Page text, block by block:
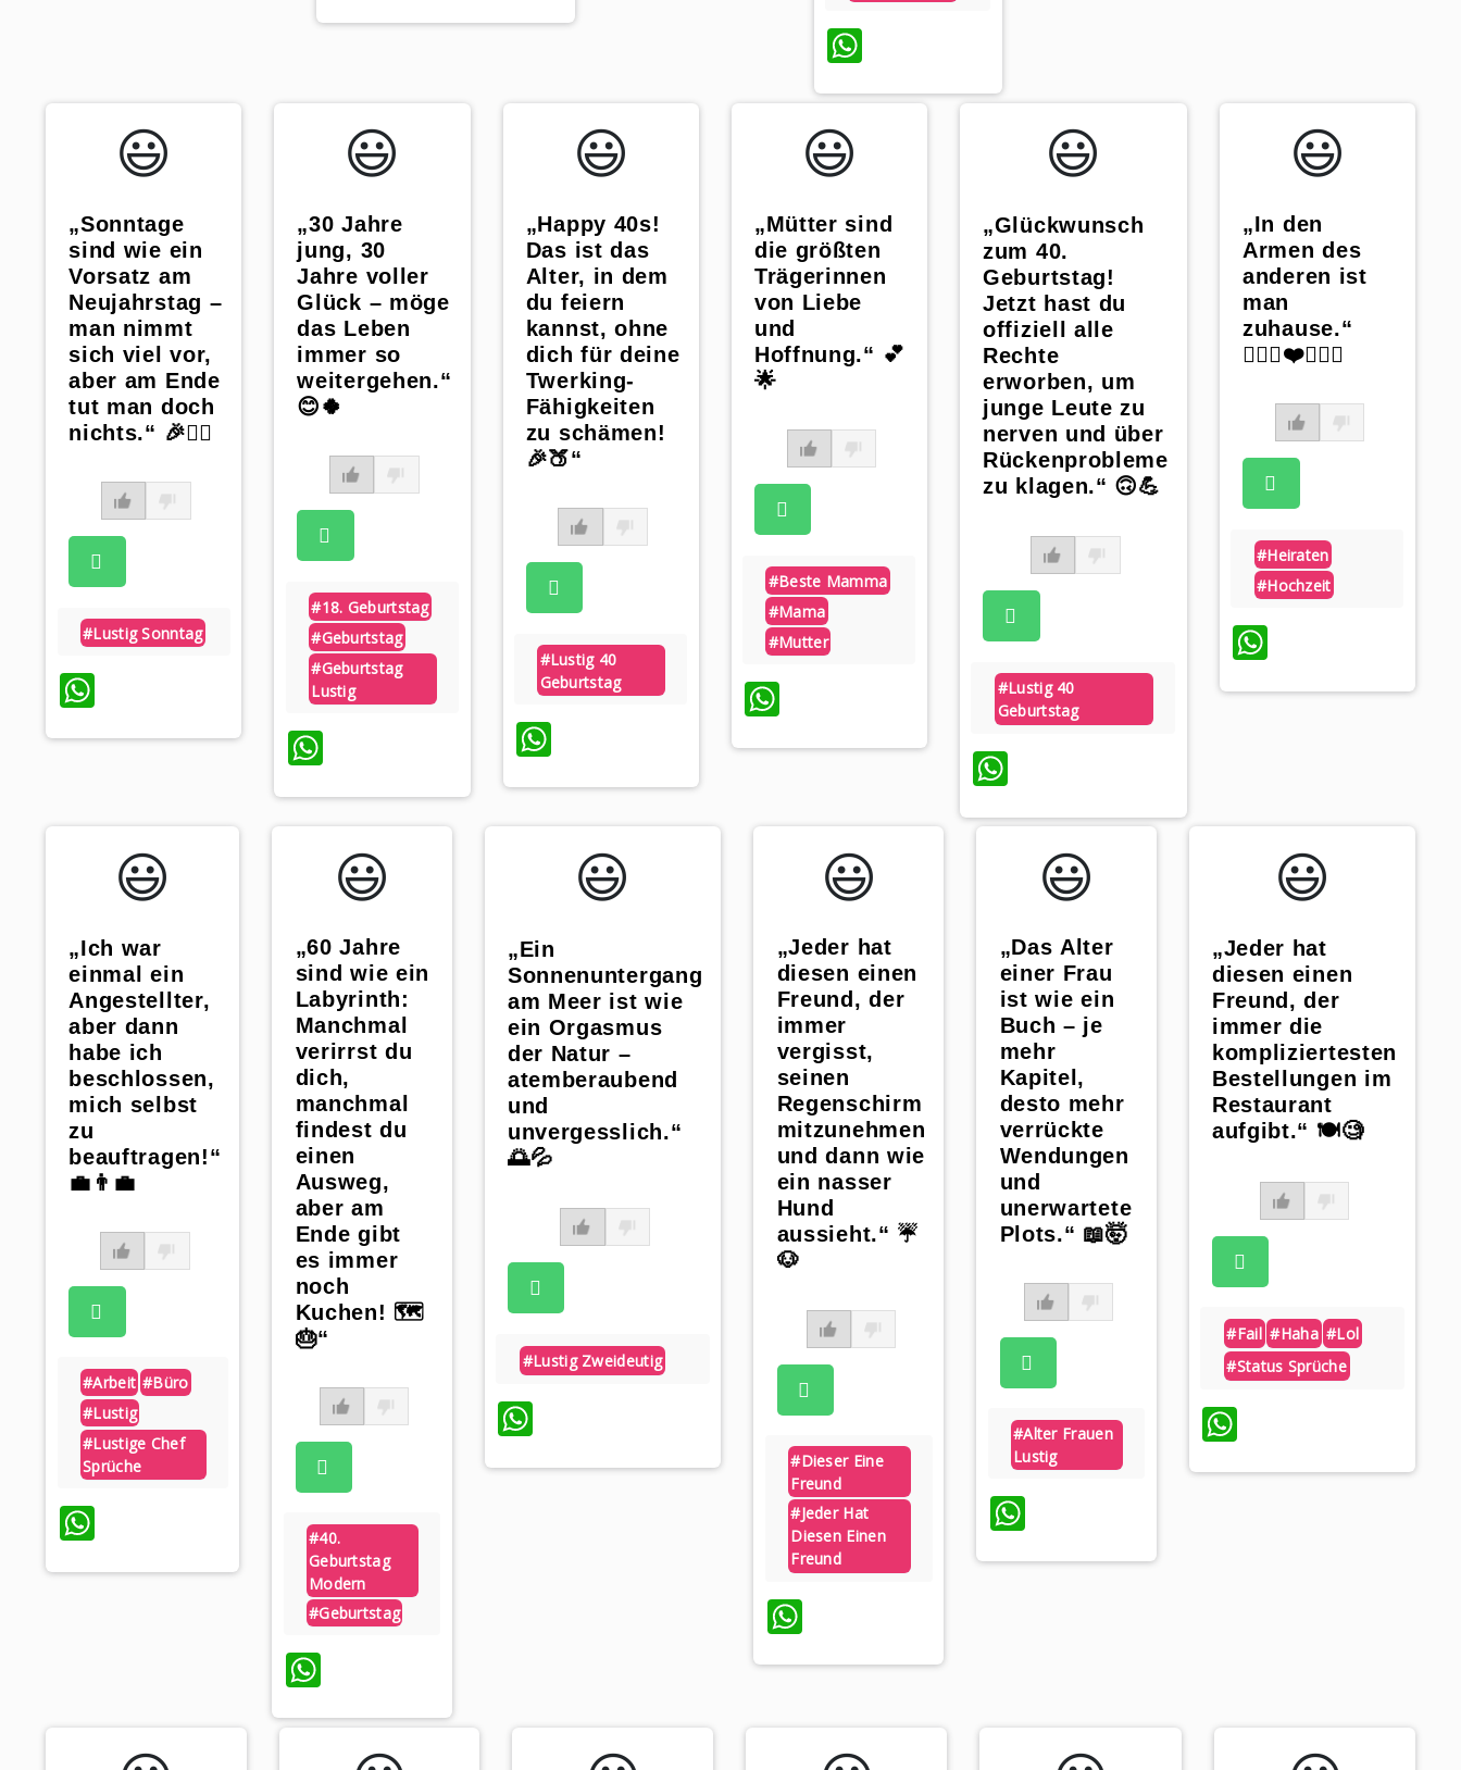
😃️
„Sonntage
sind wie ein
Vorsatz am
Neujahrstag –
man nimmt
sich viel vor,
aber am Ende
tut man doch
nichts.“ 🎉🤷‍♂️
#lustig Sonntag
WhatsApp
😃️
„30 Jahre
jung, 30
Jahre voller
Glück – möge
das Leben
immer so
weitergehen.“
😊🍀
#18. Geburtstag
#geburtstag
#geburtstag
Lustig
WhatsApp
😃️
„Happy 40s!
Das ist das
Alter, in dem
du feiern
kannst, ohne
dich für deine
Twerking-
Fähigkeiten
zu schämen!
🎉🍑“
#lustig 40
Geburtstag
😃️
„Mütter sind
die größten
Trägerinnen
von Liebe
und
Hoffnung.“ 💕
🌟
#beste Mamma
#mama
#mutter
😃️
„Glückwunsch
zum 40.
Geburtstag!
Jetzt hast du
offiziell alle
Rechte
erworben, um
junge Leute zu
nerven und über
Rückenprobleme
zu klagen.“ 🙃💪
#lustig 40
Geburtstag
😃️
„In den
Armen des
anderen ist
man
zuhause.“
👰🏼‍♀️❤️🤵🏼‍♂️
#heiraten
#hochzeit
😃️
„Ich war
einmal ein
Angestellter,
aber dann
habe ich
beschlossen,
mich selbst
zu
beauftragen!“
💼👨‍💼
#arbeit #büro
#lustig
#lustige Chef
Sprüche
WhatsApp
😃️
„60 Jahre
sind wie ein
Labyrinth:
Manchmal
verirrst du
dich,
manchmal
findest du
einen
Ausweg,
aber am
Ende gibt
es immer
noch
Kuchen! 🗺️
🎂“
#40.
Geburtstag
Modern
#geburtstag
WhatsApp
😃️
„Ein
Sonnenuntergang
am Meer ist wie
ein Orgasmus
der Natur –
atemberaubend
und
unvergesslich.“
🌅💦
#lustig Zweideutig
😃️
„Jeder hat
diesen einen
Freund, der
immer
vergisst,
seinen
Regenschirm
mitzunehmen
und dann wie
ein nasser
Hund
aussieht.“ ☔
🐶
#dieser Eine
Freund
#jeder Hat
Diesen Einen
Freund
WhatsApp
😃️
„Das Alter
einer Frau
ist wie ein
Buch – je
mehr
Kapitel,
desto mehr
verrückte
Wendungen
und
unerwartete
Plots.“ 📖🤯
#alter Frauen
Lustig
WhatsApp
😃️
„Jeder hat
diesen einen
Freund, der
immer die
kompliziertesten
Bestellungen im
Restaurant
aufgibt.“ 🍽️🧐
#fail #haha #lol
#status Sprüche